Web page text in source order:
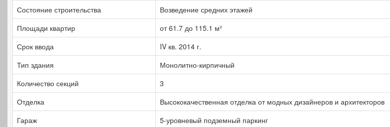
Состояние строительства
Возведение средних этажей
Площади квартир
от 61.7 до 115.1 м²
Срок ввода
IV кв. 2014 г.
Тип здания
Монолитно-кирпичный
Количество секций
3
Отделка
Высококачественная отделка от модных дизайнеров и архитекторов
Гараж
5-уровневый подземный паркинг